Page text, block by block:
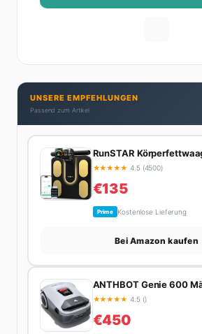
Ihre Geheimwaffe: Sie weiß genau,
Brunch-Spot der Stadt. Ihre
auf echter Erfahrung – ihre
zweimal in Design-Blogs
UNSERE EMPFEHLUNGEN
Passend zum Artikel
RunSTAR
★★★★★ 4.5 (4500)
€135
Prime Kostenlose Lieferung
Bei Amazon kaufen
ANTHBOT Genie 600
★★★★★ 4.5 ()
€450